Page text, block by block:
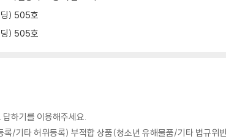
) 505호
) 505호
하기를 이용해주세요.
/기타 허위등록) 부적합 상품(청소년 유해물품/기타 법규위